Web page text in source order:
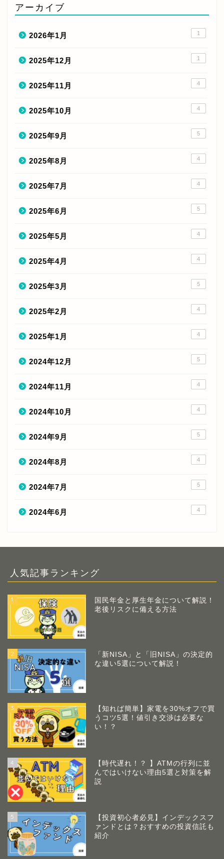
アーカイブ
2026年1月 1
2025年12月 1
2025年11月 4
2025年10月 4
2025年9月 5
2025年8月 4
2025年7月 4
2025年6月 5
2025年5月 4
2025年4月 4
2025年3月 5
2025年2月 4
2025年1月 4
2024年12月 5
2024年11月 4
2024年10月 4
2024年9月 5
2024年8月 4
2024年7月 5
2024年6月 4
人気記事ランキング
1
国民年金と厚生年金について解説！
老後リスクに備える方法
2
「新NISA」と「旧NISA」の決定的
な違い5選について解説！
3
【知れば簡単】家電を30%オフで買
うコツ5選！値引き交渉は必要な
い！？
4
【時代遅れ！？ 】ATMの行列に並
んではいけない理由5選と対策を解
説
5
【投資初心者必見】インデックスフ
ァンドとは？おすすめの投資信託も
紹介